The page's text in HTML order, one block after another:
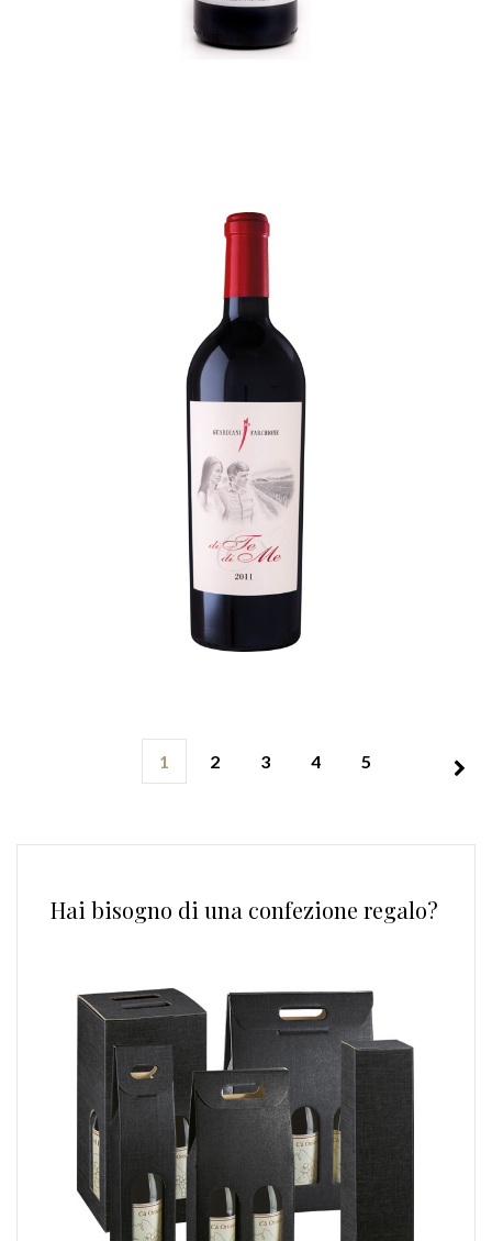
Di te Di me (riserva)
30,00
€
ADD TO CART
1 2 3 4 5
Hai bisogno di una confezione regalo?